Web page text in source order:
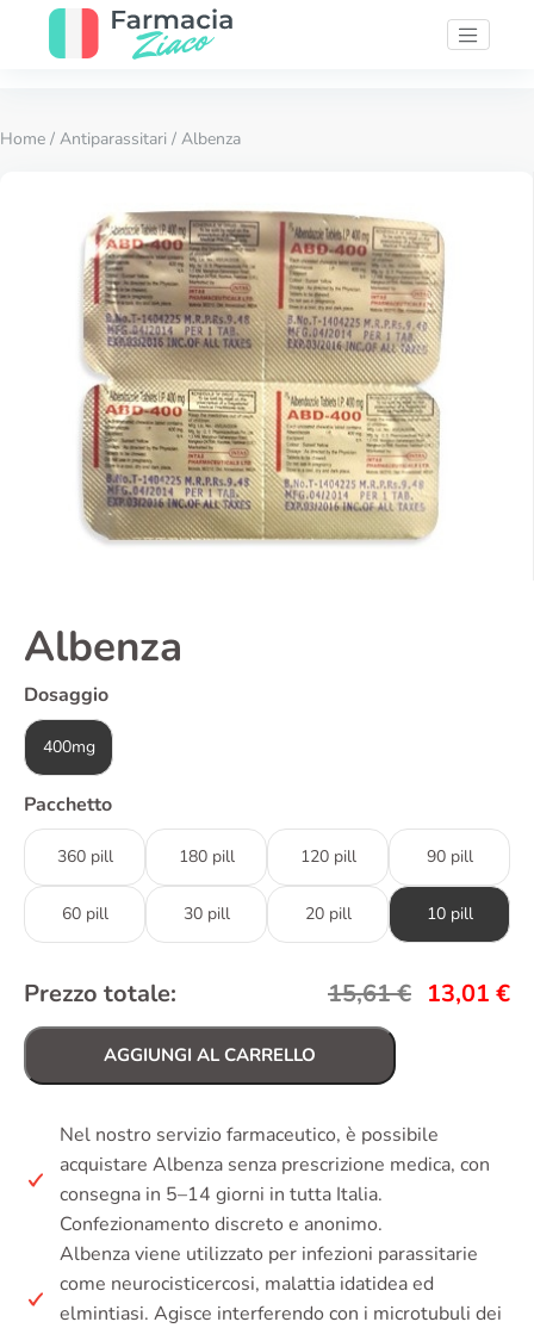
Home / Antiparassitari / Albenza
Albenza
Dosaggio
400mg
Pacchetto
360 pill 180 pill 120 pill 90 pill
60 pill 30 pill 20 pill 10 pill
Prezzo totale: 15,61€ 13,01 €
AGGIUNGI AL CARRELLO
Nel nostro servizio farmaceutico, è possibile
acquistare Albenza senza prescrizione medica, con
consegna in 5–14 giorni in tutta Italia.
Confezionamento discreto e anonimo.
Albenza viene utilizzato per infezioni parassitarie
come neurocisticercosi, malattia idatidea ed
elmintiasi. Agisce interferendo con i microtubuli dei